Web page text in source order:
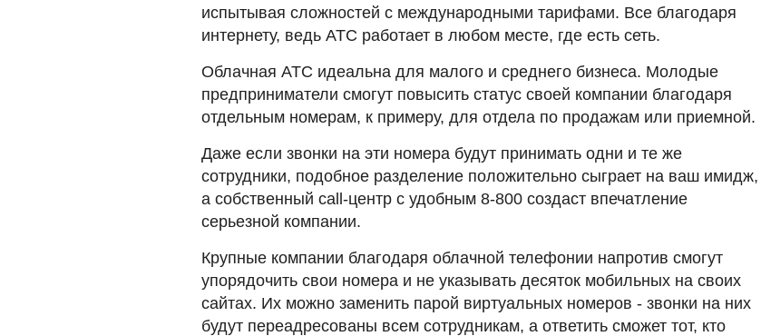
испытывая сложностей с международными тарифами. Все благодаря
интернету, ведь АТС работает в любом месте, где есть сеть.
Облачная АТС идеальна для малого и среднего бизнеса. Молодые
предприниматели смогут повысить статус своей компании благодаря
отдельным номерам, к примеру, для отдела по продажам или приемной.
Даже если звонки на эти номера будут принимать одни и те же
сотрудники, подобное разделение положительно сыграет на ваш имидж,
а собственный call-центр с удобным 8-800 создаст впечатление
серьезной компании.
Крупные компании благодаря облачной телефонии напротив смогут
упорядочить свои номера и не указывать десяток мобильных на своих
сайтах. Их можно заменить парой виртуальных номеров - звонки на них
будут переадресованы всем сотрудникам, а ответить сможет тот, кто